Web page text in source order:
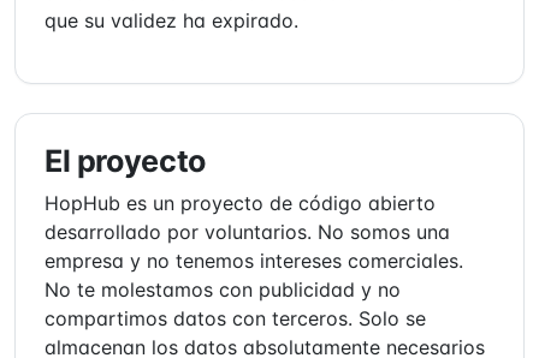
que su validez ha expirado.
El proyecto
HopHub es un proyecto de código abierto
desarrollado por voluntarios. No somos una
empresa y no tenemos intereses comerciales.
No te molestamos con publicidad y no
compartimos datos con terceros. Solo se
almacenan los datos absolutamente necesarios